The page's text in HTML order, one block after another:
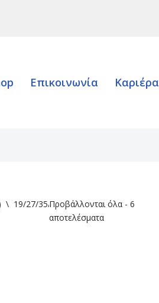
Επικοινωνία Καριέρα
\ 19/27/35/41Προβάλλονται όλα - 6
αποτελέσματα